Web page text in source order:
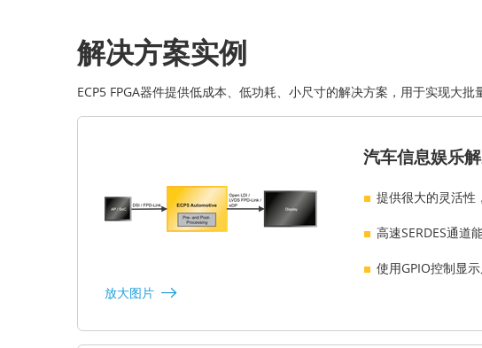
解决方案实例
ECP5 FPGA器件提供低成本、低功耗、小尺寸的解决方案，用于实现大
放大图片
汽车信息娱乐
提供很大的灵活性
高速SERDES通道
使用GPIO控制显